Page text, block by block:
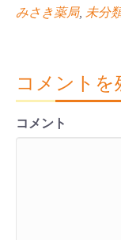
みさき薬局, 未分
コメントを
コメント